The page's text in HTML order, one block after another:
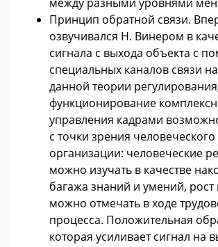
Принцип обратной связи.
озвучивался Н. Винером в
сигнала с выхода объекта с
специальных каналов связи
данной теории
функционирование
управления кадрами
с точки зрения человеческого
организации: человеческие
можно изучать в качестве
багажа знаний и умений, рост
можно отмечать в ходе
процесса. Положительная
которая усиливает сигнал на